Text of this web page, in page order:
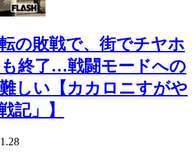
の敗戦で、街でチヤホ
終了…戦闘モードへの
しい【カカロニすがや
記」】